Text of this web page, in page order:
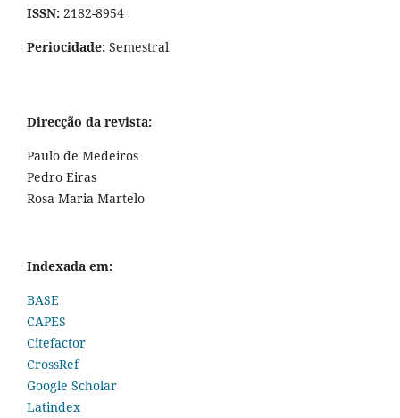
ISSN: 2182-8954
Periocidade: Semestral
Direcção da revista:
Paulo de Medeiros
Pedro Eiras
Rosa Maria Martelo
Indexada em:
BASE
CAPES
Citefactor
CrossRef
Google Scholar
Latindex